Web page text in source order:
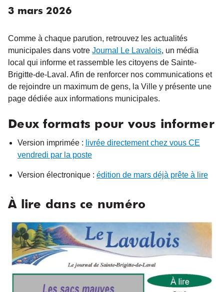
3 mars 2026
Comme à chaque parution, retrouvez les actualités
municipales dans votre Journal Le Lavalois, un média
local qui informe et rassemble les citoyens de Sainte-
Brigitte-de-Laval. Afin de renforcer nos communications et
de rejoindre un maximum de gens, la Ville y présente une
page dédiée aux informations municipales.
Deux formats pour vous informer
Version imprimée : livrée directement chez vous CE
vendredi par la poste
Version électronique : édition de mars déjà prête à lire
À lire dans ce numéro